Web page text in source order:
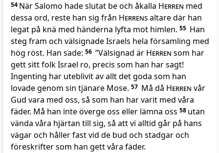
54 När Salomo hade slutat be och åkalla Herren med
dessa ord, reste han sig från Herrensaltare där han
legat på knä med händerna lyfta mot himlen. 55 Han
steg fram och välsignade Israels hela församling med
hög röst. Han sade: 56 ”Välsignad är Herren som har
gett sitt folk Israel ro, precis som han har sagt!
Ingenting har uteblivit av allt det goda som han
lovade genom sin tjänare Mose. 57 Må då Herren vår
Gud vara med oss, så som han har varit med våra
fäder. Må han inte överge oss eller lämna oss 58 utan
vända våra hjärtan till sig, så att vi alltid går på hans
vägar och håller fast vid de bud och stadgar och
föreskrifter som han gett våra fäder.